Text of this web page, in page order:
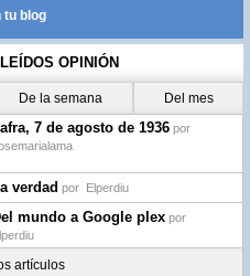
tu blog
OPINIÓN
De la semana Del mes
7 de agosto de 1936 por
verdad por Elperdiu
mundo a Google plex por
artículos